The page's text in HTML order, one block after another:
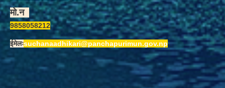
मो.न
9858058212
ईमेलःsuchanaadhikari@panchapurimun.gov.np